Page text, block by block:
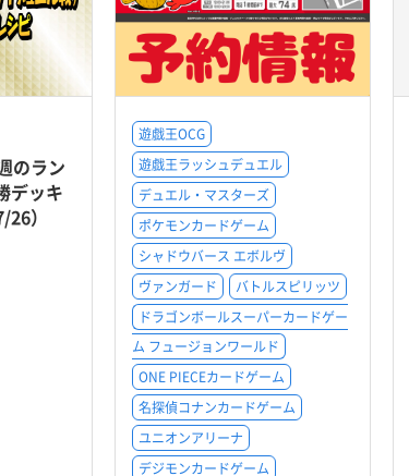
のラン
デッキ
）
遊戯王OCG
遊戯王ラッシュデュエル
デュエル・マスターズ
ポケモンカードゲーム
シャドウバース エボルヴ
ヴァンガード
バトルスピリッツ
ドラゴンボールスーパーカードゲー
ム フュージョンワールド
ONE PIECEカードゲーム
名探偵コナンカードゲーム
ユニオンアリーナ
デジモンカードゲーム